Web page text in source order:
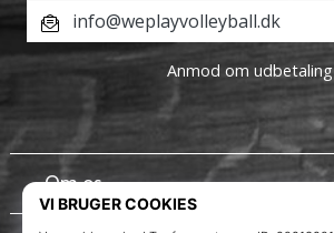
Om os
info@weplayvolleyball.dk
Anmod om udbetaling